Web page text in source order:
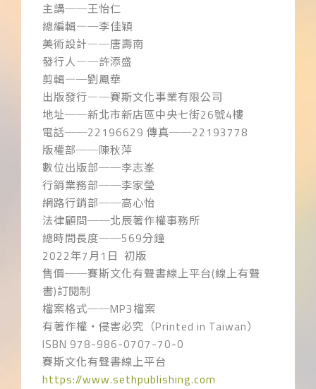
主講──王怡仁
總編輯―─李佳穎
美術設計―─唐壽南
發行人―─許添盛
剪輯―─劉鳳華
出版發行―─賽斯文化事業有限公司
地址──新北市新店區中央七街26號4樓
電話──22196629 傳真──22193778
版權部──陳秋萍
數位出版部──李志峯
行銷業務部──李家瑩
網路行銷部──高心怡
法律顧問──北辰著作權事務所
總時間長度──569分鐘
2022年7月 1 日 初版
售價──賽斯文化有聲書線上平台(線上有聲
書)訂閱制
檔案格式──MP3檔案
有著作權‧侵害必究（Printed in Taiwan）
ISBN 978-986-0707-70-0
賽斯文化有聲書線上平台
https://www.sethpublishing.com